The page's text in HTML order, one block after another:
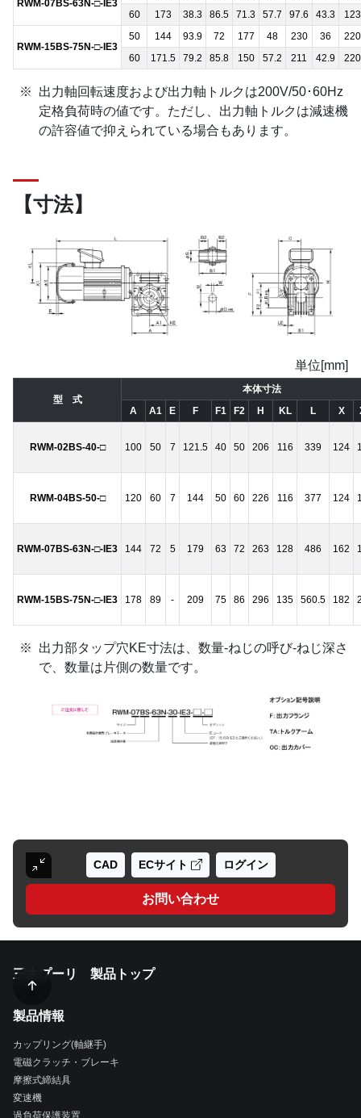
RWM-07BS-63N-□-IE3
60
173 38.3 86.5 71.3 57.7 97.6 43.3 123
RWM-15BS-75N-□-IE3
50 144 93.9 72 177 48 230 36
220
60
171.5 79.2 85.8 150 57.2 211 42.9 220
出力軸回転速度および出力軸トルクは200V/50･60Hz
定格負荷時の値です。ただし、出力軸トルクは減速機
の許容値で抑えられている場合もあります。
【寸法】
単位[mm]
型 式
本体寸法
A
A1 E F F1 F2 H KL L X
RWM-02BS-40-□ 100 50 7 121.5 40 50 206 116 339 124
RWM-04BS-50-□ 120 60 7 144 50 60 226 116 377 124
RWM-07BS-63N-□-IE3 144 72 5 179 63 72 263 128 486 162
RWM-15BS-75N-□-IE3 178 89 - 209 75 86 296 135 560.5 182
出力部タップ穴KE寸法は、数量-ねじの呼び-ねじ深さ
で、数量は片側の数量です。
CAD ECサイト ログイン
お問い合わせ
三木プーリ 製品トップ
製品情報
カップリング(軸継手)
電磁クラッチ・ブレーキ
摩擦式締結具
変速機
過負荷保護装置